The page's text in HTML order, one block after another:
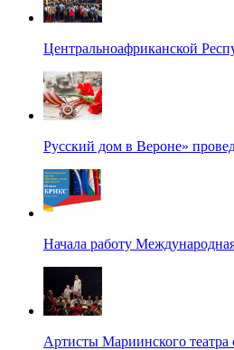
Центральноафриканской
Русский дом в Вероне»
Начала работу
Артисты Мариинского